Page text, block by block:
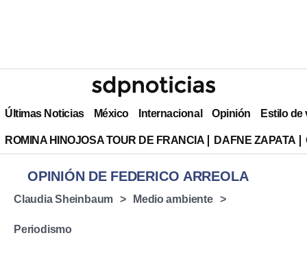
Últimas Noticias México Internacional Opinión Estilo de
ROMINA HINOJOSA TOUR DE FRANCIA DAFNE ZAPATA
OPINIÓN DE FEDERICO ARREOLA
Claudia Sheinbaum Medio ambiente
Periodismo